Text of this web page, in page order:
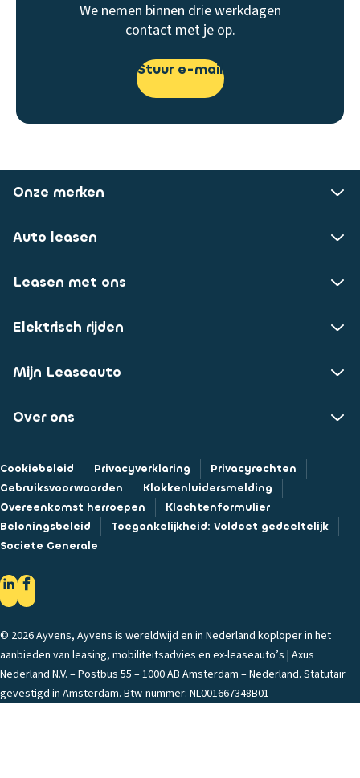
We nemen binnen drie werkdagen
contact met je op.
Stuur e-mail
Onze merken
Auto leasen
Leasen met ons
Elektrisch rijden
Mijn Leaseauto
Over ons
Cookiebeleid Privacyverklaring
Privacyrechten
Gebruiksvoorwaarden
Klokkenluidersmelding
Overeenkomst herroepen
Klachtenformulier
Beloningsbeleid
Toegankelijkheid: Voldoet gedeeltelijk
Societe Generale
© 2026 Ayvens, Ayvens is wereldwijd en in Nederland koploper in het
aanbieden van leasing, mobiliteitsadvies en ex-leaseauto’s | Axus
Nederland N.V. – Postbus 55 – 1000 AB Amsterdam – Nederland. Statutair
gevestigd in Amsterdam. Btw-nummer: NL001667348B01